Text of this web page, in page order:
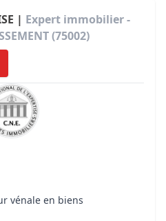
| Expert immobilier -
(75002)
vénale en biens